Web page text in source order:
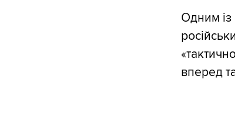
Одним із
вперед